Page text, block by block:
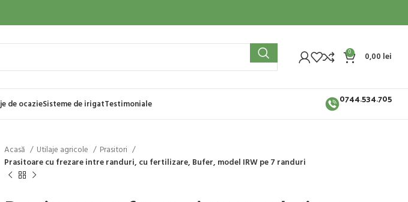
0 0,00 lei
de ocazieSisteme de irigatTestimoniale 0744.534.705
Acasă Utilaje agricole
Prasitori
Prasitoare cu frezare intre randuri, cu fertilizare, Bufer, model IRW pe 7 randuri